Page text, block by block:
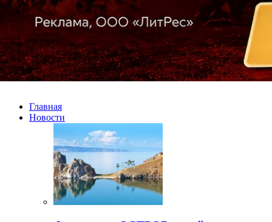
Главная
Новости